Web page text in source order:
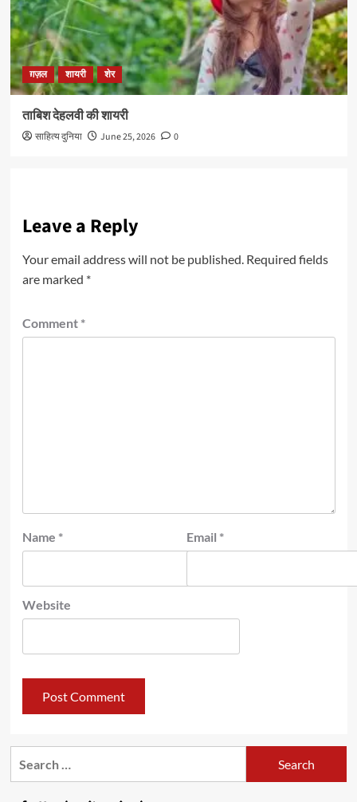
ग़ज़ल शायरी शेर
ताबिश देहलवी की शायरी
साहित्य दुनिया June 25, 2026 0
Leave a Reply
Your email address will not be published. Required fields
are marked *
Comment *
Name * Email *
Website